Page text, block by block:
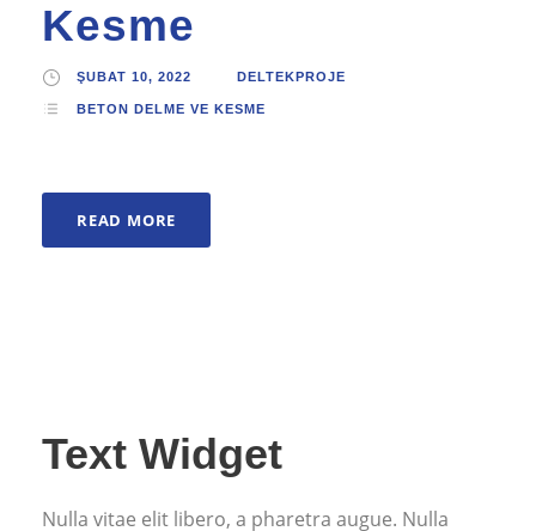
Kesme
ŞUBAT 10, 2022 DELTEKPROJE
BETON DELME VE KESME
READ MORE
Text Widget
Nulla vitae elit libero, a pharetra augue. Nulla